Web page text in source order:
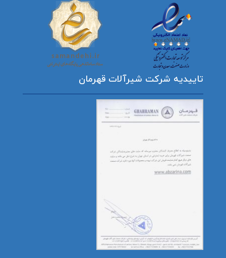
تاییدیه شرکت شیرآلات قهرمان